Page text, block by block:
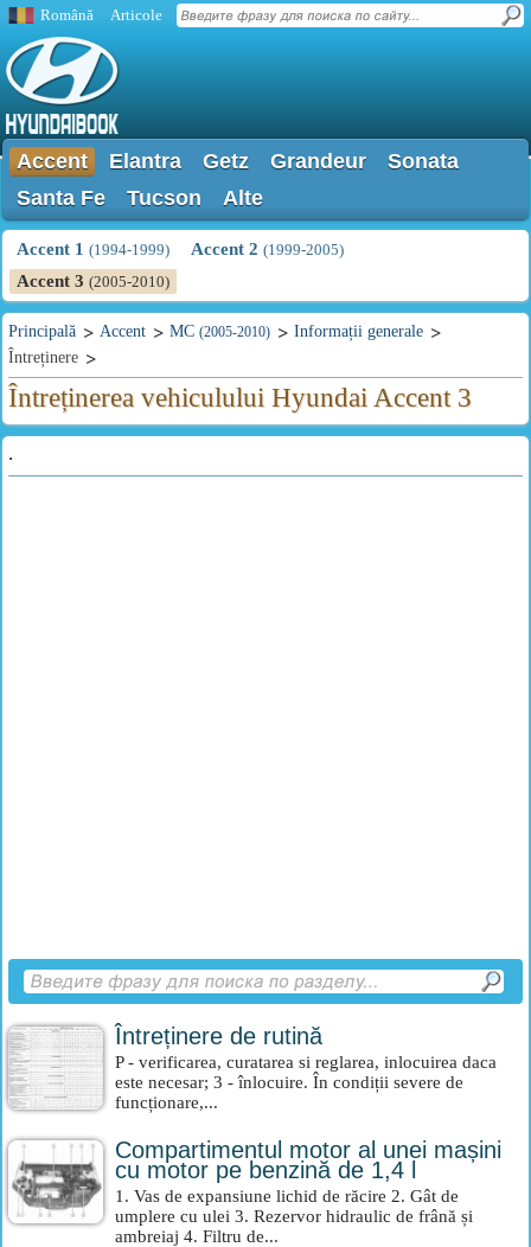
Română Articole
Accent Elantra Getz Grandeur
Sonata
Santa Fe
Tucson Alte
Accent 1 (1994-1999) Accent 2 (1999-2005)
Accent 3 (2005-2010)
Principală Accent MC (2005-2010)
Informații generale
Întreținere
Întreținerea vehiculului Hyundai Accent 3
.
Întreținere de rutină
P - verificarea, curatarea si reglarea, inlocuirea daca
este necesar; 3 - înlocuire. În condiții severe de
funcționare,...
Compartimentul motor al unei mașini
cu motor pe benzină de 1,4 l
1. Vas de expansiune lichid de răcire 2. Gât de
umplere cu ulei 3. Rezervor hidraulic de frână și
ambreiaj 4. Filtru de...